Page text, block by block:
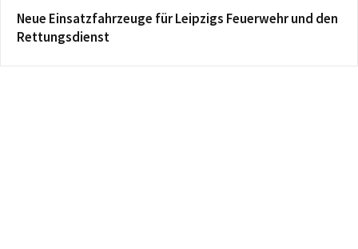
Neue Einsatzfahrzeuge für Leipzigs Feuerwehr und den
Rettungsdienst